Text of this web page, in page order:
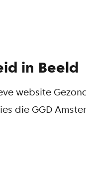
in Beeld
website
die GGD